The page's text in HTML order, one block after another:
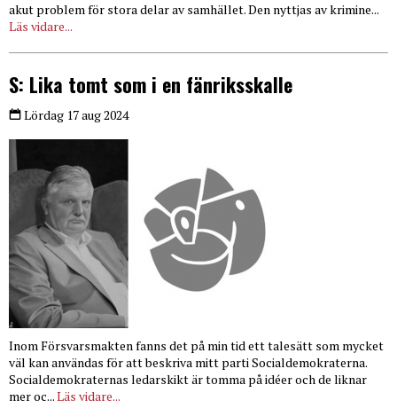
akut problem för stora delar av samhället. Den nyttjas av krimine...
Läs vidare...
S: Lika tomt som i en fänriksskalle
Lördag 17 aug 2024
Inom Försvarsmakten fanns det på min tid ett talesätt som mycket
väl kan användas för att beskriva mitt parti Socialdemokraterna.
Socialdemokraternas ledarskikt är tomma på idéer och de liknar
mer oc...Läs vidare...